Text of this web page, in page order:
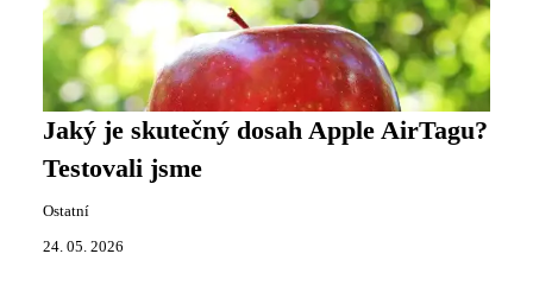
Jaký je skutečný dosah Apple AirTagu?
Testovali jsme
Ostatní
24. 05. 2026